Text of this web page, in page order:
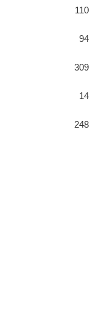
110
94
309
14
248